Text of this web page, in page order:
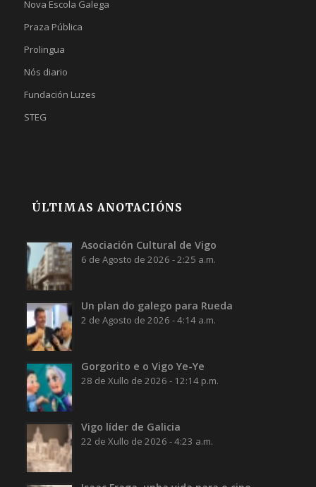
Nova Escola Galega
Praza Pública
Prolingua
Nós diario
Fundación Luzes
STEG
ÚLTIMAS ANOTACIÓNS
Asociación Cultural de Vigo
6 de Agosto de 2026 - 2:25 a.m.
Un plan do galego para Rueda
2 de Agosto de 2026 - 4:14 a.m.
Gorgorito e o Vigo Ye-Ye
28 de Xullo de 2026 - 12:14 p.m.
Vigo líder de Galicia
22 de Xullo de 2026 - 4:23 a.m.